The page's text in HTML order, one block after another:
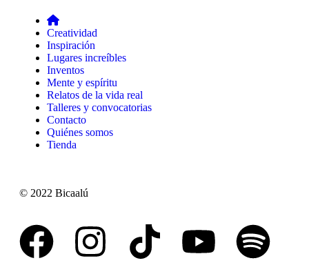
Creatividad
Inspiración
Lugares increíbles
Inventos
Mente y espíritu
Relatos de la vida real
Talleres y convocatorias
Contacto
Quiénes somos
Tienda
© 2022 Bicaalú